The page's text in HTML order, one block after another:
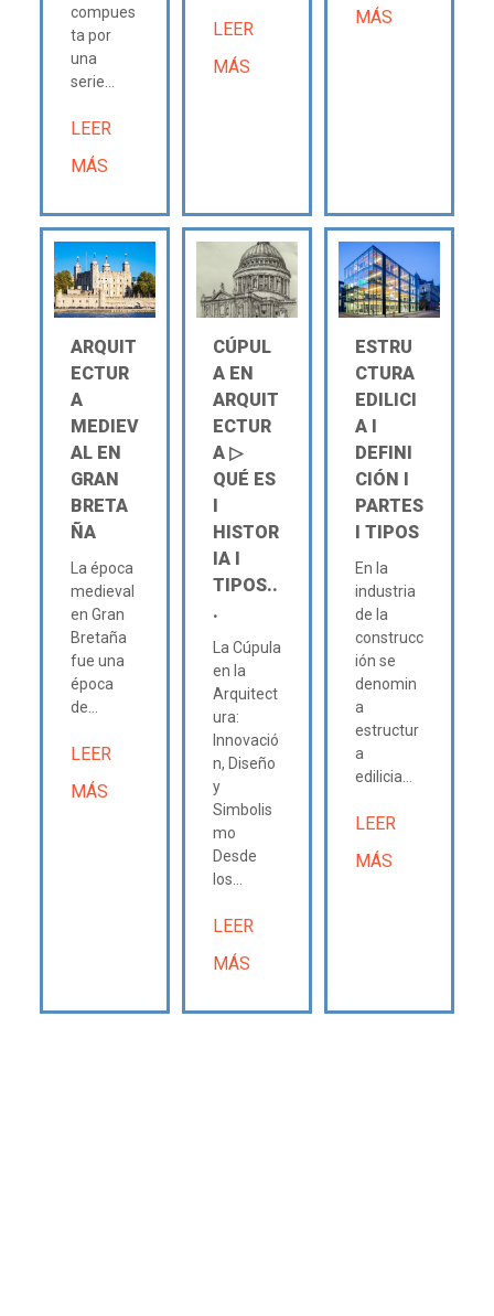
compues
ta por
una
serie...
LEER
MÁS
LEER
MÁS
MÁS
ARQUIT
ECTUR
A
MEDIEV
AL EN
GRAN
BRETA
ÑA
La época
medieval
en Gran
Bretaña
fue una
época
de...
LEER
MÁS
CÚPUL
A EN
ARQUIT
ECTUR
A ▷
QUÉ ES
HISTOR
IA Ι
TIPOS..
.
La Cúpula
en la
Arquitect
ura:
Innovació
n, Diseño
y
Simbolis
mo
Desde
los...
LEER
MÁS
ESTRU
CTURA
EDILICI
A Ι
DEFINI
CIÓN Ι
PARTES
Ι TIPOS
En la
industria
de la
construcc
ión se
denomin
a
estructur
a
edilicia...
LEER
MÁS